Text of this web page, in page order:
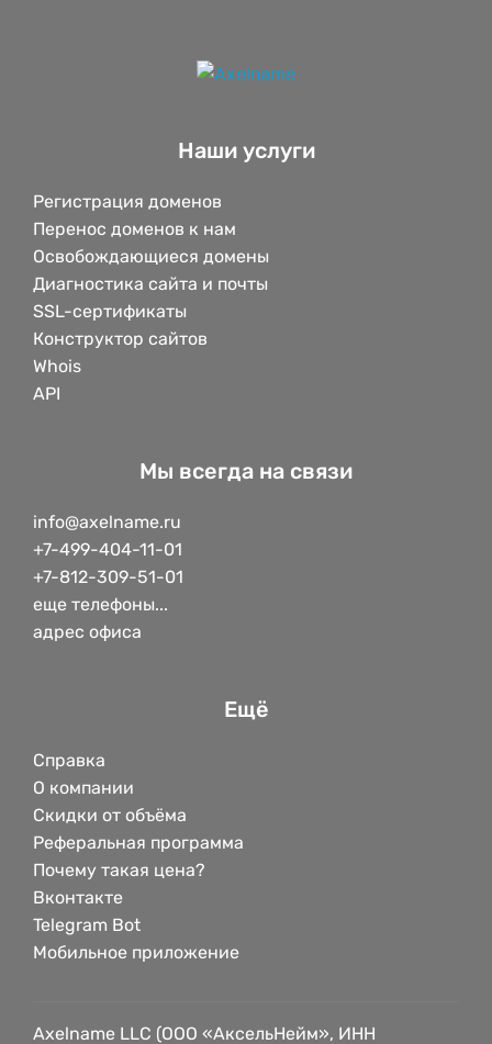
Наши услуги
Регистрация доменов
Перенос доменов к нам
Освобождающиеся домены
Диагностика сайта и почты
SSL-сертификаты
Конструктор сайтов
Whois
API
Мы всегда на связи
info@axelname.ru
+7-499-404-11-01
+7-812-309-51-01
еще телефоны...
адрес офиса
Ещё
Справка
О компании
Скидки от объёма
Реферальная программа
Почему такая цена?
Вконтакте
Telegram Bot
Мобильное приложение
Axelname LLC (ООО «АксельНейм», ИНН